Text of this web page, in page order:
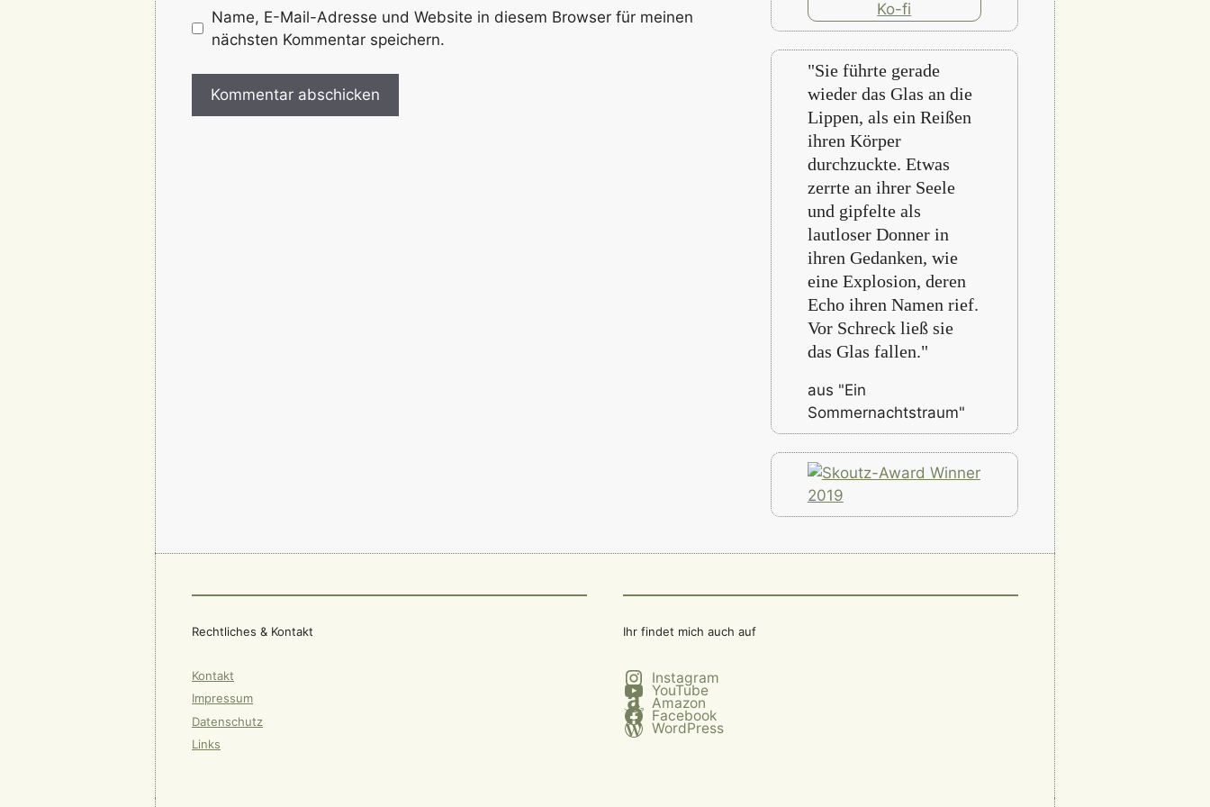
Name, E-Mail-Adresse und Website in diesem Browser für meinen
nächsten Kommentar speichern.
"Sie führte gerade
wieder das Glas an die
Lippen, als ein Reißen
ihren Körper
durchzuckte. Etwas
zerrte an ihrer Seele
und gipfelte als
lautloser Donner in
ihren Gedanken, wie
eine Explosion, deren
Echo ihren Namen rief.
Vor Schreck ließ sie
das Glas fallen."
aus "Ein
Sommernachtstraum"
Rechtliches & Kontakt
Kontakt
Impressum
Datenschutz
Links
Ihr findet mich auch auf
Instagram
YouTube
Amazon
Facebook
WordPress